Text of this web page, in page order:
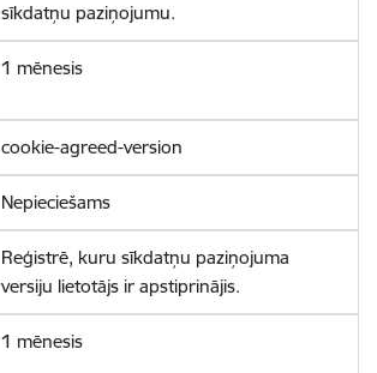
sīkdatņu paziņojumu.
1 mēnesis
cookie-agreed-version
Nepieciešams
Reģistrē, kuru sīkdatņu paziņojuma
versiju lietotājs ir apstiprinājis.
1 mēnesis